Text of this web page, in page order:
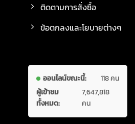
ติดตามการสั่งซื้อ
ข้อตกลงและโยบายต่างๆ
ออนไลน์ขณะนี้:
118 คน
ผู้เข้าชม
ทั้งหมด:
7,647,818
คน